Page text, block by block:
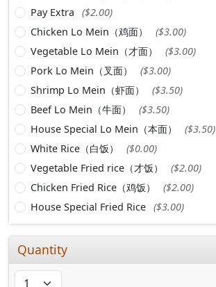
Pay Extra
($2.00)
Chicken Lo Mein（鸡面）
($3.00)
Vegetable Lo Mein（才面）
($3.00)
Pork Lo Mein（叉面）
($3.00)
Shrimp Lo Mein（虾面）
($3.50)
Beef Lo Mein（牛面）
($3.50)
House Special Lo Mein（本面）
($3.50)
White Rice（白饭）
($0.00)
Vegetable Fried rice（才饭）
($2.00)
Chicken Fried Rice（鸡饭）
($2.00)
House Special Fried Rice ($3.00)
Quantity